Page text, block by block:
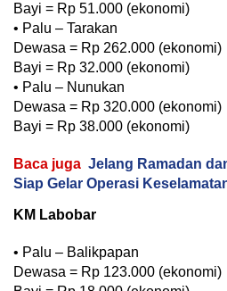
Bayi = Rp 51.000 (ekonomi)
• Palu – Tarakan
Dewasa = Rp 262.000 (ekonomi)
Bayi = Rp 32.000 (ekonomi)
• Palu – Nunukan
Dewasa = Rp 320.000 (ekonomi)
Bayi = Rp 38.000 (ekonomi)
Baca juga Jelang Ramadan
Siap Gelar Operasi
KM Labobar
• Palu – Balikpapan
Dewasa = Rp 123.000 (ekonomi)